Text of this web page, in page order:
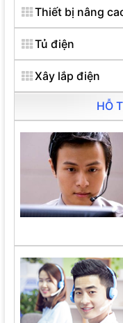
Thiết bị nâng
Tủ điện
Xây lắp điện
HỖ